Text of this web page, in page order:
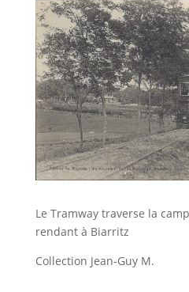
Le Tramway traverse la
rendant à Biarritz
Collection Jean-Guy M.